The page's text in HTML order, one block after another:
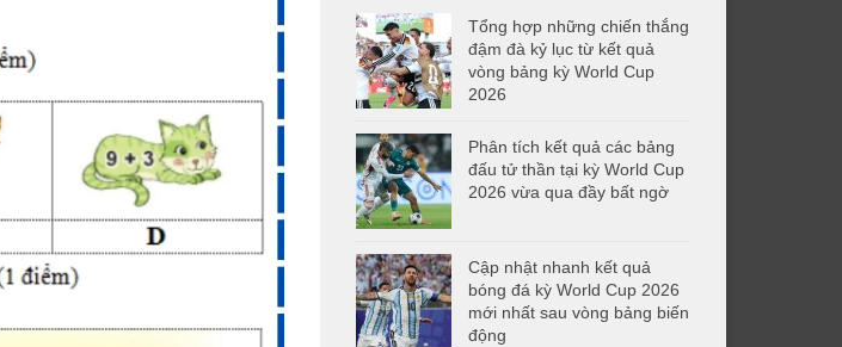
Tổng hợp những chiến thắng
đậm đà kỷ lục từ kết quả
vòng bảng kỳ World Cup
2026
Phân tích kết quả các bảng
đấu tử thần tại kỳ World Cup
2026 vừa qua đầy bất ngờ
Cập nhật nhanh kết quả
bóng đá kỳ World Cup 2026
mới nhất sau vòng bảng biến
động